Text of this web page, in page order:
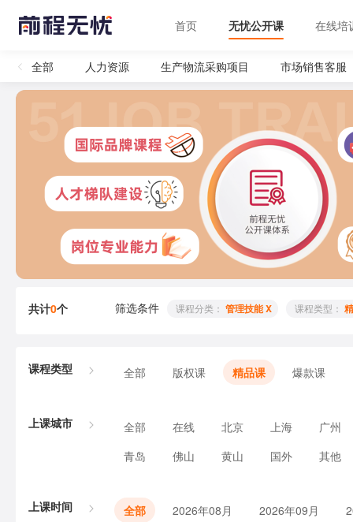
首页 无忧公开课 在线培
全部 人力资源 生产物流采购项目 市场销售客服
共计0个 筛选条件 课程分类： 管理技能 X 课程类型：
课程类型 全部 版权课 精品课 爆款课
上课城市 全部 在线 北京 上海
广州
青岛
佛山 黄山 国外 其他
上课时间 全部 2026年08月 2026年09月